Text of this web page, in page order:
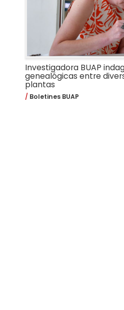
Investigadora BUAP
genealógicas entre
plantas
Boletines BUAP